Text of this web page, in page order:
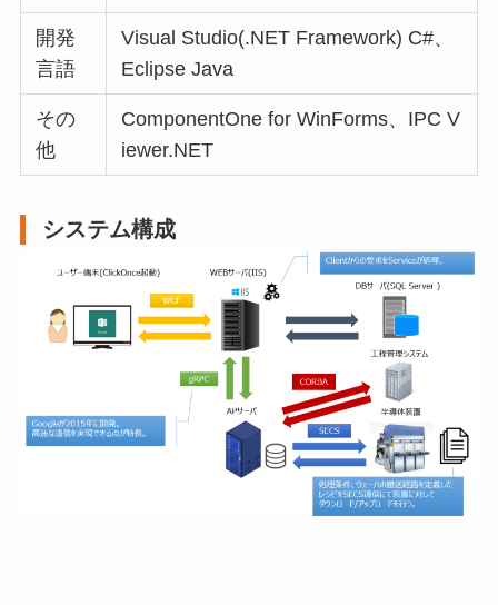
開発
言語
Visual Studio(.NET Framework) C#、
Eclipse Java
その
他
ComponentOne for WinForms、IPC V
iewer.NET
システム構成